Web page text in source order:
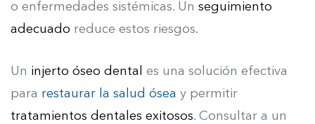
o enfermedades sistémicas. Un seguimiento
adecuado reduce estos riesgos.
Un injerto óseo dental
es una solución efectiva
para restaurar la salud ósea y permitir
tratamientos dentales exitosos. Consultar a un